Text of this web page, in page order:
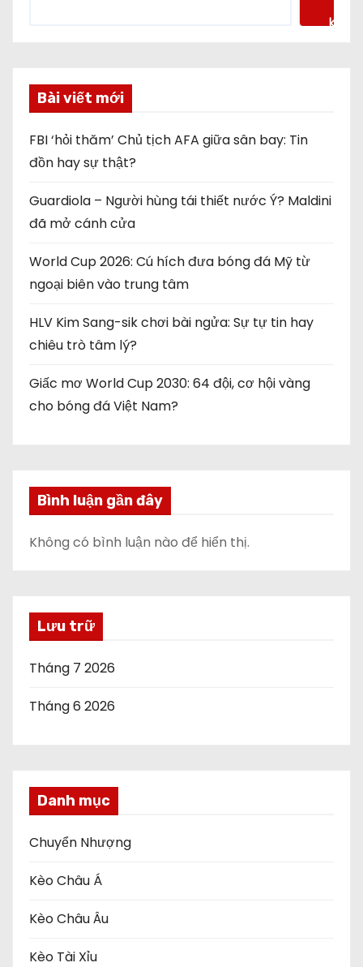
kiếm
Bài viết mới
FBI ‘hỏi thăm’ Chủ tịch AFA giữa sân bay: Tin
đồn hay sự thật?
Guardiola – Người hùng tái thiết nước Ý? Maldini
đã mở cánh cửa
World Cup 2026: Cú hích đưa bóng đá Mỹ từ
ngoại biên vào trung tâm
HLV Kim Sang-sik chơi bài ngửa: Sự tự tin hay
chiêu trò tâm lý?
Giấc mơ World Cup 2030: 64 đội, cơ hội vàng
cho bóng đá Việt Nam?
Bình luận gần đây
Không có bình luận nào để hiển thị.
Lưu trữ
Tháng 7 2026
Tháng 6 2026
Danh mục
Chuyển Nhượng
Kèo Châu Á
Kèo Châu Âu
Kèo Tài Xỉu